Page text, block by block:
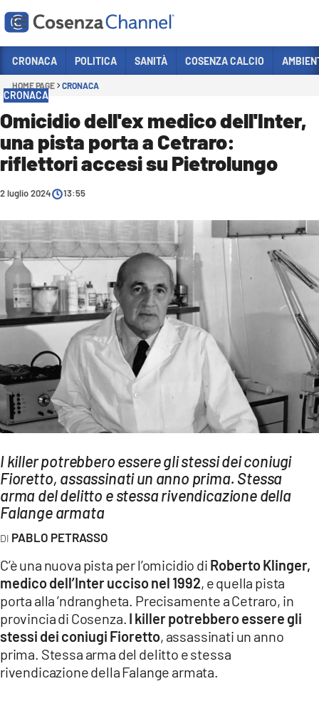
Sezioni
CRONACA
POLITICA
COSENZA CALCIO
ECONOMIA E LAVORO
SANITÀ
SPORT
CULTURA
AMBIENTE
Streaming
LAC TV
LAC NETWORK
LAC ONAIR
LaC
Network
LACPLAY.IT
LACTV.IT
LACONAIR.IT
LACITYMAG.IT
ILREGGINO.IT
COSENZACHANNEL.IT
ILVIBONESE.IT
CRONACA POLITICA SANITÀ COSENZA CALCIO
HOME PAGE CRONACA
CRONACA
Omicidio dell'ex medico dell'Inter,
una pista porta a Cetraro:
riflettori accesi su Pietrolungo
2 luglio 2024 13:55
I killer potrebbero essere gli stessi dei coniugi
Fioretto, assassinati un anno prima. Stessa
arma del delitto e stessa rivendicazione della
Falange armata
PABLO PETRASSO
C’è una nuova pista per l’omicidio di Roberto Klinger,
medico dell’Inter ucciso nel 1992, e quella pista
porta alla ’ndrangheta. Precisamente a Cetraro, in
provincia di Cosenza. I killer potrebbero essere gli
stessi dei coniugi Fioretto, assassinati un anno
prima. Stessa arma del delitto e stessa
rivendicazione della Falange armata.